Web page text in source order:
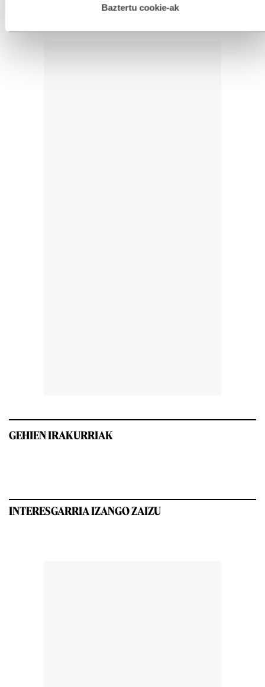
esplizitua ematen diguzu.Gehiago irakurri
Baztertu cookie-ak
GEHIEN IRAKURRIAK
INTERESGARRIA IZANGO ZAIZU